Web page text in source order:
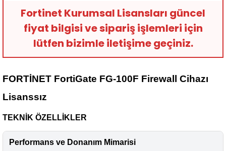
Fortinet Kurumsal Lisansları güncel
fiyat bilgisi ve sipariş işlemleri için
lütfen bizimle iletişime geçiniz.
FORTİNET FortiGate FG-100F Firewall Cihazı
Lisanssız
TEKNİK ÖZELLİKLER
Performans ve Donanım Mimarisi